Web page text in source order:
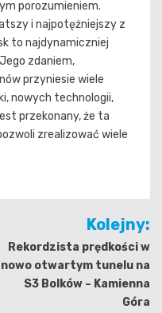
porozumieniem.
i najpotężniejszy z
to najdynamiczniej
zdaniem,
przyniesie wiele
nowych technologii,
przekonany, że ta
zrealizować wiele
Kolejny:
Rekordzista prędkości w
nowo otwartym tunelu na
S3 Bolków – Kamienna
Góra